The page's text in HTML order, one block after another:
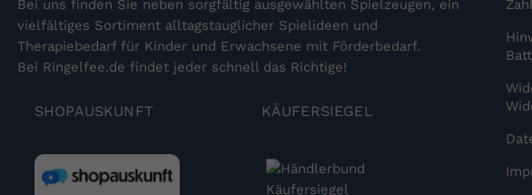
Bei uns finden Sie neben sorgfältig ausgewählten Spielzeugen, ein
vielfältiges Sortiment alltagstauglicher Spielideen und
Therapiebedarf für Kinder und Erwachsene mit Förderbedarf.
Bei Ringelfee.de findet jeder schnell das Richtige!
SHOPAUSKUNFT KÄUFERSIEGEL